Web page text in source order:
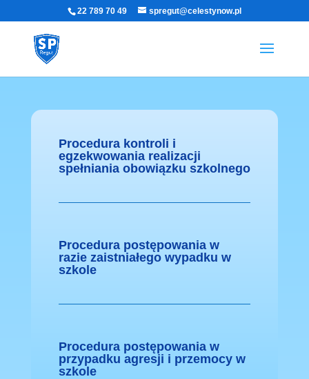
22 789 70 49 spregut@celestynow.pl
Procedura kontroli i
egzekwowania realizacji
spełniania obowiązku szkolnego
Procedura postępowania w
razie zaistniałego wypadku w
szkole
Procedura postępowania w
przypadku agresji i przemocy w
szkole